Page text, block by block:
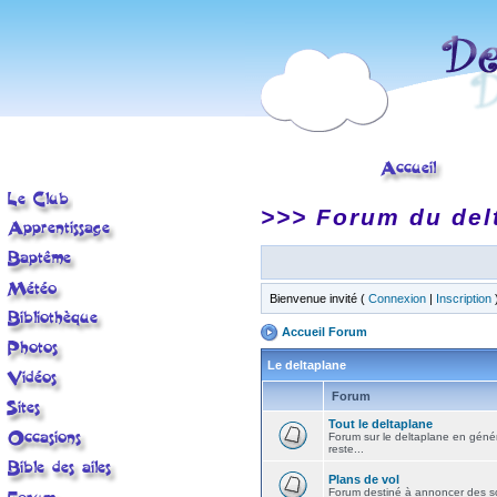
>>> Forum du
Bienvenue invité ( Connexion | Inscription
Accueil Forum
Le deltaplane
Forum
Tout le deltaplane
Forum sur le deltaplane en
reste...
Plans de vol
Forum destiné à annoncer des